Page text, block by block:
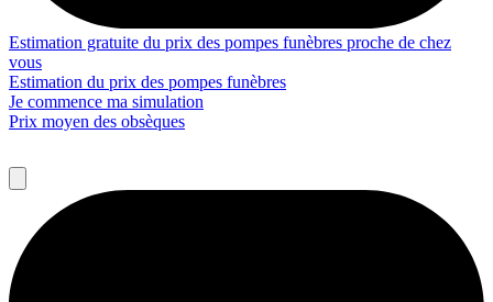
Estimation gratuite du prix des pompes funèbres proche de chez
vous
Estimation du prix des pompes funèbres
Je commence ma simulation
Prix moyen des obsèques